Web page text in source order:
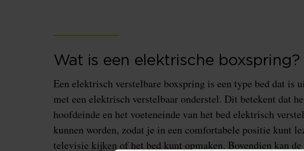
Wat is een elektrische boxspring?
Een elektrisch verstelbare boxspring is een type bed dat is
met een elektrisch verstelbaar onderstel. Dit betekent dat
hoofdeinde en het voeteneinde van het bed elektrisch
kunnen worden, zodat je in een comfortabele positie kunt
televisie kijken of het bed kunt opmaken. Bovendien kan de